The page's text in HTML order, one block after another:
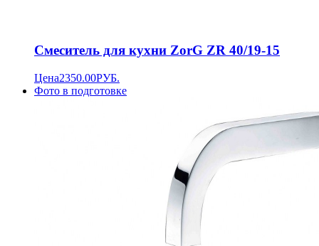
Смеситель для кухни ZorG ZR 40/19-15
Цена2350.00РУБ.
Фото в подготовке